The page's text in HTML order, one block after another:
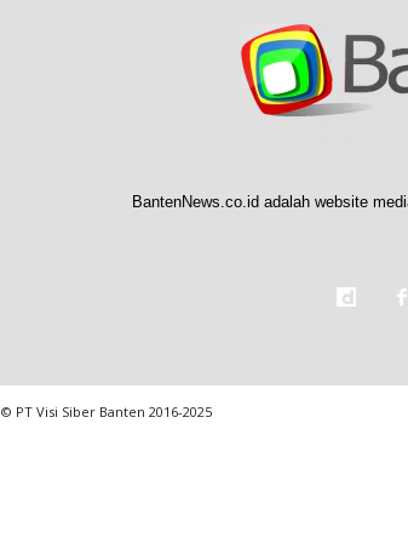
BantenNews.co.id adalah website
© PT Visi Siber Banten 2016-2025